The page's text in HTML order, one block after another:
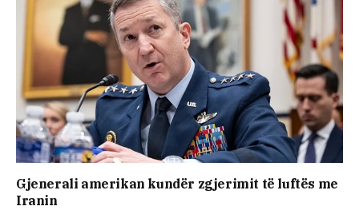
Gjenerali amerikan kundër zgjerimit të luftës me
Iranin